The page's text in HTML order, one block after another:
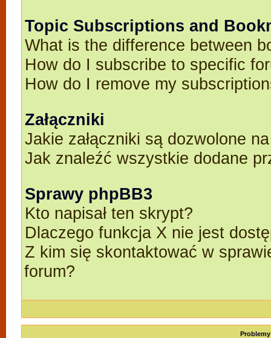
Topic Subscriptions and
What is the difference between
How do I subscribe to specific
How do I remove my
Załączniki
Jakie załączniki są dozwolone
Jak znaleźć wszystkie dodane
Sprawy phpBB3
Kto napisał ten skrypt?
Dlaczego funkcja X nie jest
Z kim się skontaktować w
forum?